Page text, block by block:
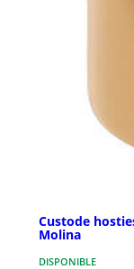
Custode
Molina
DISPONIBLE